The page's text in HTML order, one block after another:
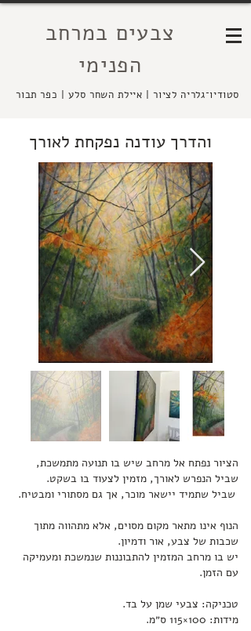
צבעים במרחב
הפנימי
סטודיו־גלריה לציור | איילת השחר סלע | כפר תבור
והדרך עודנה נפקחת לאורך
הציור נפתח אל מרחב שיש בו תנועה מתמשכת,
שביל הנפרש לאורך, מזמין לצעוד בו בשקט.
שביל שתמיד יישאר מוכר, אך גם מסתורי ומבטיח.​
הנוף אינו מתאר מקום מסוים, אלא מתהווה מתוך
שכבות של צבע, אור ודמיון.
יש בו מרחב המזמין להתבוננות שנמשכת ומעמיקה
עם הזמן.
טכניקה: צבעי שמן על בד.
מידות: 100×115 ס״מ.